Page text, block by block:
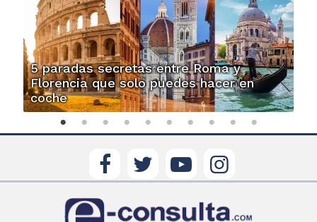
5 paradas secretas entre Roma y
Florencia que solo puedes hacer en
coche